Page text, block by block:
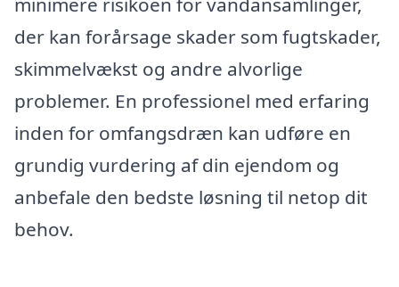
der kan forårsage skader som fugtskader,
skimmelvækst og andre alvorlige
problemer. En professionel med erfaring
inden for omfangsdræn kan udføre en
grundig vurdering af din ejendom og
anbefale den bedste løsning til netop dit
behov.